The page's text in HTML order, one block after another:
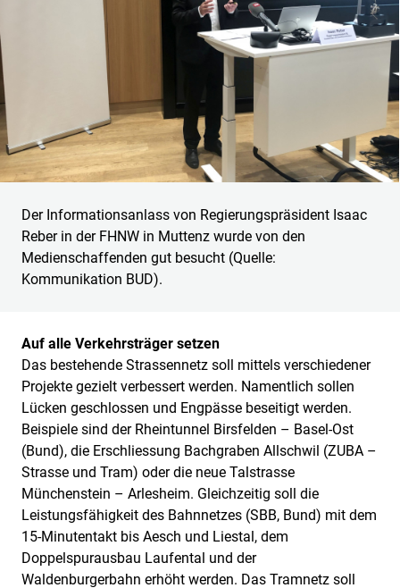
Der Informationsanlass von Regierungspräsident Isaac
Reber in der FHNW in Muttenz wurde von den
Medienschaffenden gut besucht (Quelle:
Kommunikation BUD).
Auf alle Verkehrsträger setzen
Das bestehende Strassennetz soll mittels verschiedener
Projekte gezielt verbessert werden. Namentlich sollen
Lücken geschlossen und Engpässe beseitigt werden.
Beispiele sind der Rheintunnel Birsfelden – Basel-Ost
(Bund), die Erschliessung Bachgraben Allschwil (ZUBA –
Strasse und Tram) oder die neue Talstrasse
Münchenstein – Arlesheim. Gleichzeitig soll die
Leistungsfähigkeit des Bahnnetzes (SBB, Bund) mit dem
15-Minutentakt bis Aesch und Liestal, dem
Doppelspurausbau Laufental und der
Waldenburgerbahn erhöht werden. Das Tramnetz soll